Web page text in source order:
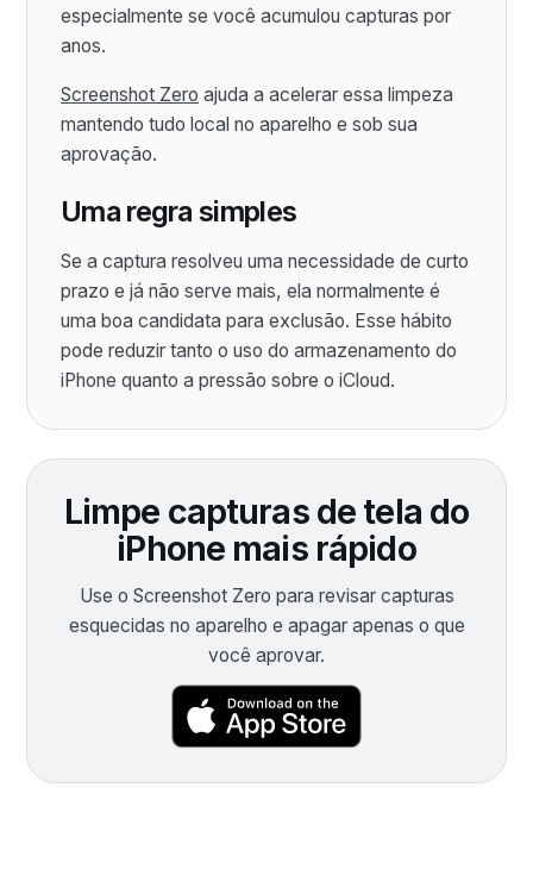
especialmente se você acumulou capturas por
anos.
Screenshot Zero ajuda a acelerar essa limpeza
mantendo tudo local no aparelho e sob sua
aprovação.
Uma regra simples
Se a captura resolveu uma necessidade de curto
prazo e já não serve mais, ela normalmente é
uma boa candidata para exclusão. Esse hábito
pode reduzir tanto o uso do armazenamento do
iPhone quanto a pressão sobre o iCloud.
Limpe capturas de tela do
iPhone mais rápido
Use o Screenshot Zero para revisar capturas
esquecidas no aparelho e apagar apenas o que
você aprovar.